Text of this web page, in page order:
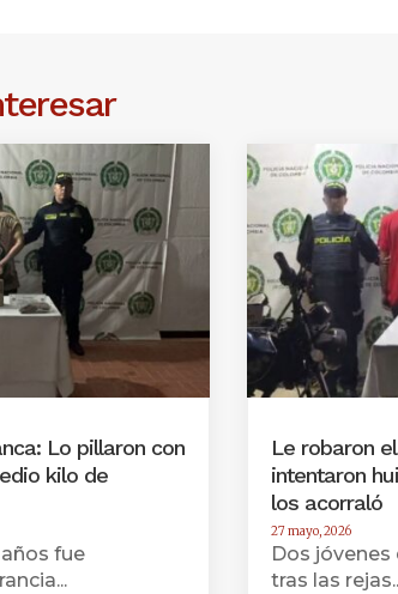
Lo pillaron con
kilo de
fue
Le robaron
intentaron
los acorraló
27 mayo, 2026
Dos jóvenes
tras las